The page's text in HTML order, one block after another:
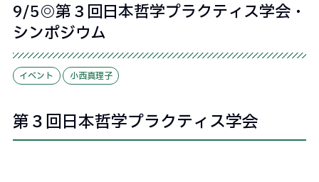
9/5◎第３回日本哲学プラクティス学会・
シンポジウム
イベント 小西真理子
第３回日本哲学プラクティス学会